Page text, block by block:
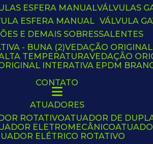
ESFERA MANUAL
ESFERA MANUAL
VÁLVULAS
VÁLVULA
E DEMAIS SOBRESSALENTES
- BUNA (2)
VEDAÇÃO
TEMPERATURA VEDAÇÃO
INTERATIVA EPDM
CONTATO
ATUADORES
ROTATIVO ATUADOR DE
ELETROMECÂNICO
ELÉTRICO ROTATIVO